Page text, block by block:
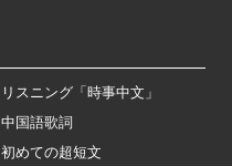
リスニング「時事中文」
中国語歌詞
初めての超短文